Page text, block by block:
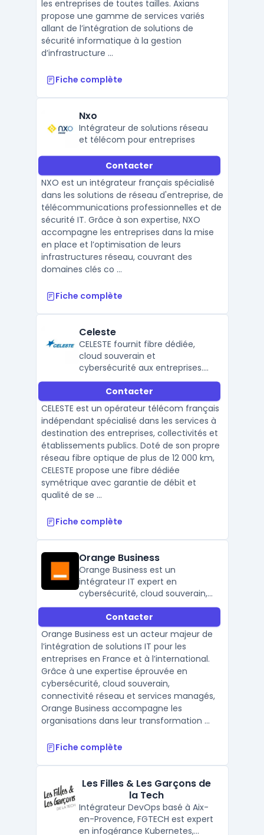
les entreprises de toutes tailles. Axians
propose une gamme de services variés
allant de l’intégration de solutions de
sécurité informatique à la gestion
d’infrastructure ...
Fiche complète
Nxo
Intégrateur de solutions réseau
et télécom pour entreprises
Contacter
NXO est un intégrateur français spécialisé
dans les solutions de réseau d'entreprise, de
télécommunications professionnelles et de
sécurité IT. Grâce à son expertise, NXO
accompagne les entreprises dans la mise
en place et l’optimisation de leurs
infrastructures réseau, couvrant des
domaines clés co ...
Fiche complète
Celeste
CELESTE fournit fibre dédiée,
cloud souverain et
cybersécurité aux entreprises.
Réseau propriétaire,
datacenters certifiés, solutions
clés en main. Un prestataire B2B
de confiance pour une
digitalisation sécurisée.
Contacter
CELESTE est un opérateur télécom français
indépendant spécialisé dans les services à
destination des entreprises, collectivités et
établissements publics. Doté de son propre
réseau fibre optique de plus de 12 000 km,
CELESTE propose une fibre dédiée
symétrique avec garantie de débit et
qualité de se ...
Fiche complète
Orange Business
Orange Business est un
intégrateur IT expert en
cybersécurité, cloud souverain,
réseau SD-WAN et services
managés, au service des
entreprises françaises et
internationales.
Contacter
Orange Business est un acteur majeur de
l’intégration de solutions IT pour les
entreprises en France et à l’international.
Grâce à une expertise éprouvée en
cybersécurité, cloud souverain,
connectivité réseau et services managés,
Orange Business accompagne les
organisations dans leur transformation ...
Fiche complète
Les Filles & Les Garçons de
la Tech
Intégrateur DevOps basé à Aix-
en-Provence, FGTECH est expert
en infogérance Kubernetes,